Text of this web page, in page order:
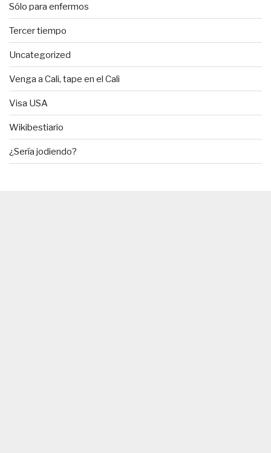
Sólo para enfermos
Tercer tiempo
Uncategorized
Venga a Cali, tape en el Cali
Visa USA
Wikibestiario
¿Sería jodiendo?